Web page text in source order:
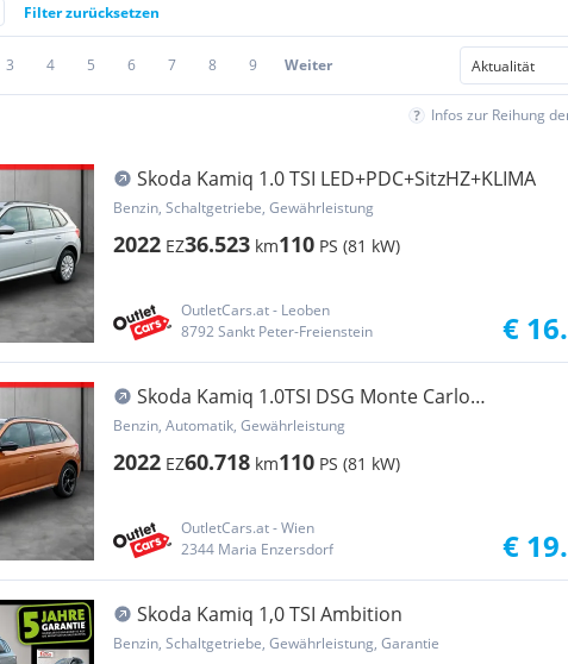
Filter zurücksetzen
3 4 5 6 7 8 9 Weiter
Infos zur Reihung
Skoda Kamiq 1.0 TSI LED+PDC+SitzHZ+KLIMA
Benzin, Schaltgetriebe, Gewährleistung
2022 EZ36.523 km110 PS (81 kW)
OutletCars.at - Leoben
8792 Sankt Peter-Freienstein
€
Skoda Kamiq 1.0TSI DSG Monte Carlo
SKY+ASSIST+CARPLAY
Benzin, Automatik, Gewährleistung
2022 EZ60.718 km110 PS (81 kW)
OutletCars.at - Wien
2344 Maria Enzersdorf
€
Skoda Kamiq 1,0 TSI Ambition
Benzin, Schaltgetriebe, Gewährleistung, Garantie